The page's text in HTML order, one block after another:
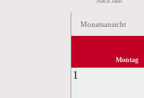
Monatsansicht
Montag
1